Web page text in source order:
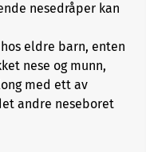
nesedråper kan
eldre barn, enten
nese og munn,
med ett av
andre neseboret